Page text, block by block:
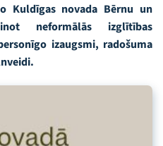
Kuldīgas novada Bērnu un
neformālās izglītības
izaugsmi, radošuma